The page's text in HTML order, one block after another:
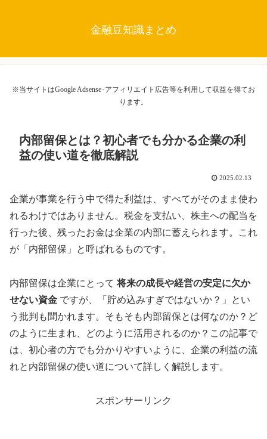
金融豆知識まとめ
※当サイトはGoogle Adsense･アフィリエイト広告等を利用して収益を得てお
ります。
内部留保とは？初心者でも分かる企業の利
益の使い道を徹底解説
2025.02.13
企業が事業を行う中で得た利益は、すべてがそのまま使わ
れるわけではありません。税金を支払い、株主への配当を
行った後、残ったお金は企業の内部に蓄えられます。これ
が「内部留保」と呼ばれるものです。
内部留保は企業にとって将来の成長や経営の安定に欠か
せない資金 ですが、「貯め込みすぎではないか？」とい
う批判も聞かれます。そもそも内部留保とは何なのか？ど
のように生まれ、どのように活用されるのか？この記事で
は、初心者の方でも分かりやすいように、企業の利益の流
れと内部留保の使い道について詳しく解説します。
スポンサーリンク